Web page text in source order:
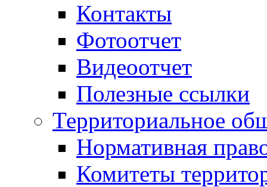
Контакты
Фотоотчет
Видеоотчет
Полезные ссылки
Территориальное
Нормативная
Комитеты